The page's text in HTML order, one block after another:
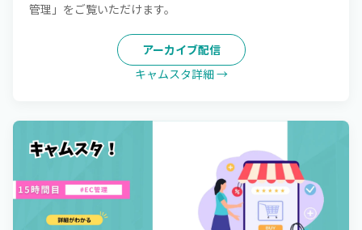
管理」をご覧いただけます。
アーカイブ配信
キャムスタ詳細 →